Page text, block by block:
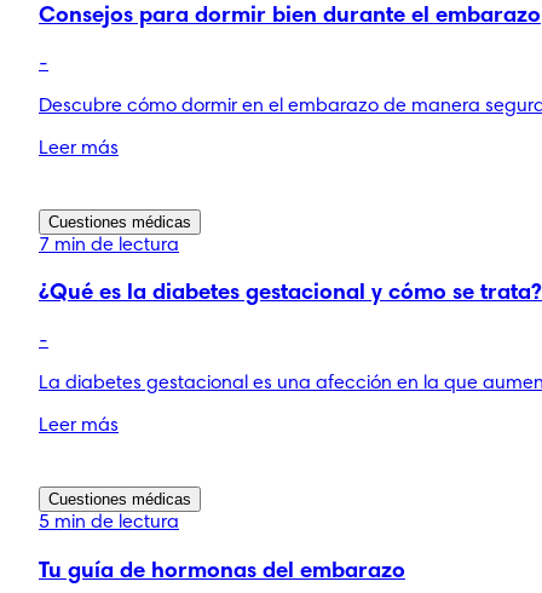
Consejos para dormir bien durante el embarazo
-
Descubre cómo dormir en el embarazo de manera
Leer más
Cuestiones médicas
7 min de lectura
¿Qué es la diabetes gestacional y cómo se trata?
-
La diabetes gestacional es una afección en la que
Leer más
Cuestiones médicas
5 min de lectura
Tu guía de hormonas del embarazo